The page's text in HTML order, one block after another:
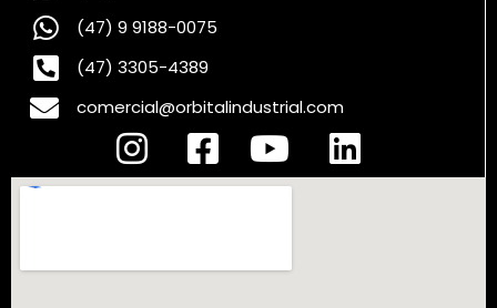
(47) 9 9188-0075
(47) 3305-4389
comercial@orbitalindustrial.com